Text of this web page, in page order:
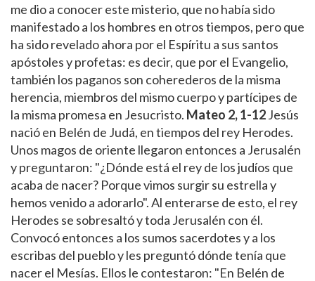
me dio a conocer este misterio, que no había sido
manifestado a los hombres en otros tiempos, pero que
ha sido revelado ahora por el Espíritu a sus santos
apóstoles y profetas: es decir, que por el Evangelio,
también los paganos son coherederos de la misma
herencia, miembros del mismo cuerpo y partícipes de
la misma promesa en Jesucristo. Mateo 2, 1-12Jesús
nació en Belén de Judá, en tiempos del rey Herodes.
Unos magos de oriente llegaron entonces a Jerusalén
y preguntaron: "¿Dónde está el rey de los judíos que
acaba de nacer? Porque vimos surgir su estrella y
hemos venido a adorarlo". Al enterarse de esto, el rey
Herodes se sobresaltó y toda Jerusalén con él.
Convocó entonces a los sumos sacerdotes y a los
escribas del pueblo y les preguntó dónde tenía que
nacer el Mesías. Ellos le contestaron: "En Belén de